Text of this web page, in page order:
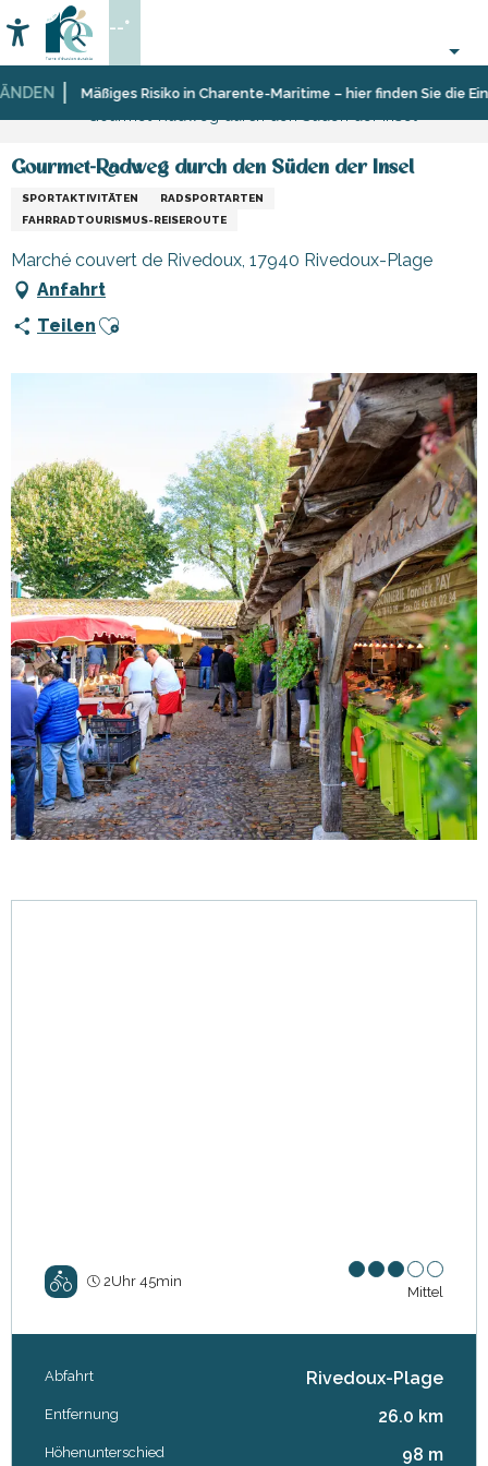
au
contenu
principal Mäßiges Risiko in Charente-Maritime – hier finden Sie die
Accessibilité
Suche
--°
Startseite
Organisieren
und
Freizeit
Reiserouten,
Wanderungen
Gourmet-Radweg durch den Süden der Insel
SPORTAKTIVITÄTEN
RADSPORTARTEN
FAHRRADTOURISMUS-REISEROUTE
Marché couvert de Rivedoux, 17940 Rivedoux-Plage
Anfahrt
Teilen Ajouter aux favoris
2Uhr 45min
Mittel
Praktische Informationen
Abfahrt Rivedoux-Plage
Entfernung 26.0 km
Höhenunterschied 98 m